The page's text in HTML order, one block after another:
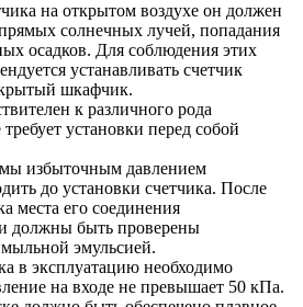
на открытом воздухе он должен
солнечных лучей, попадания
осадков. Для соблюдения этих
устанавливать счетчик
шкафчик.
к различного рода
установки перед собой
избыточным давлением
до установки счетчика. После
места его соединения
должны быть проверены
эмульсией.
в эксплуатацию необходимо
на входе не превышает 50 кПа.